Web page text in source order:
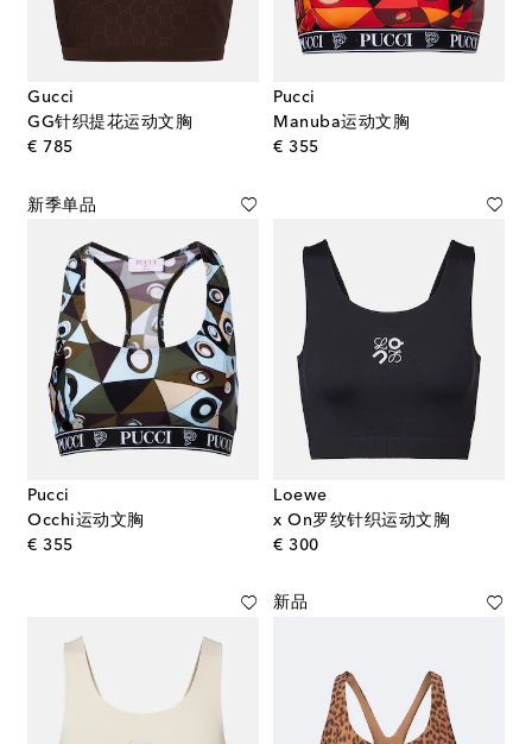
Gucci
GG针织提花运动文胸
€ 785original price
Pucci
Manuba运动文胸
€ 355original price
新季单品
Pucci
Occhi运动文胸
€ 355original price
Loewe
x On罗纹针织运动文胸
€ 300original price
新品